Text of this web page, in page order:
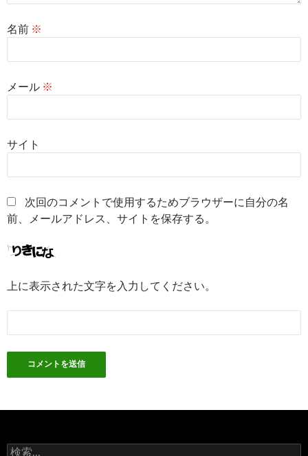
名前 ※
メール ※
サイト
次回のコメントで使用するためブラウザーに自分の名
前、メールアドレス、サイトを保存する。
上に表示された文字を入力してください。
検